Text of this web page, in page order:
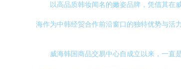
以高品质韩妆闻名的嫩姿品牌，凭借其在
海作为中韩经贸合作前沿窗口的独特优势与活力
威海韩国商品交易中心自成立以来，一直